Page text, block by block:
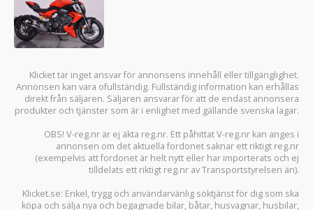
Klicket tar inget ansvar för annonsens innehåll eller tillgänglighet.
Annonsen kan vara ofullständig. Fullständig information kan erhållas
direkt från säljaren. Säljaren ansvarar för att de endast annonsera
produkter och tjänster som är i enlighet med gällande svenska lagar.
OBS! V-reg.nr är ej äkta reg.nr. Ett påhittat V-reg.nr kan anges i
annonsen om det aktuella fordonet saknar ett riktigt reg.nr
(exempelvis att fordonet är helt nytt eller har importerats och ej
tilldelats ett riktigt reg.nr av Transportstyrelsen än).
Klicket.se: Enkel, trygg och användarvänlig söktjänst för dig som ska
köpa och sälja nya och begagnade bilar, båtar, husvagnar, husbilar,